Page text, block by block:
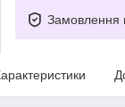
Замовлення